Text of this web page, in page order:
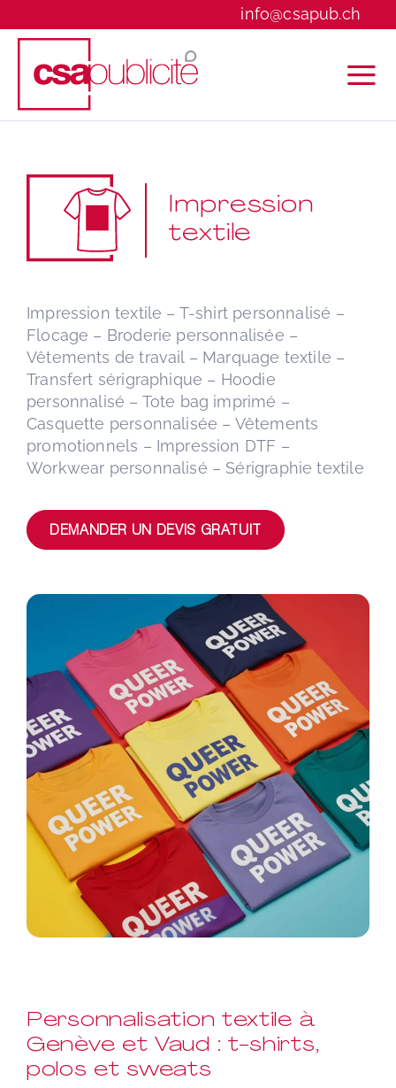
to
info@csapub.ch
Impression
textile
Impression textile – T-shirt personnalisé –
Flocage – Broderie personnalisée –
Vêtements de travail – Marquage textile –
Transfert sérigraphique – Hoodie
personnalisé – Tote bag imprimé –
Casquette personnalisée – Vêtements
promotionnels – Impression DTF –
Workwear personnalisé – Sérigraphie textile
DEMANDER UN DEVIS GRATUIT
Personnalisation textile à
Genève et Vaud : t-shirts,
polos et sweats